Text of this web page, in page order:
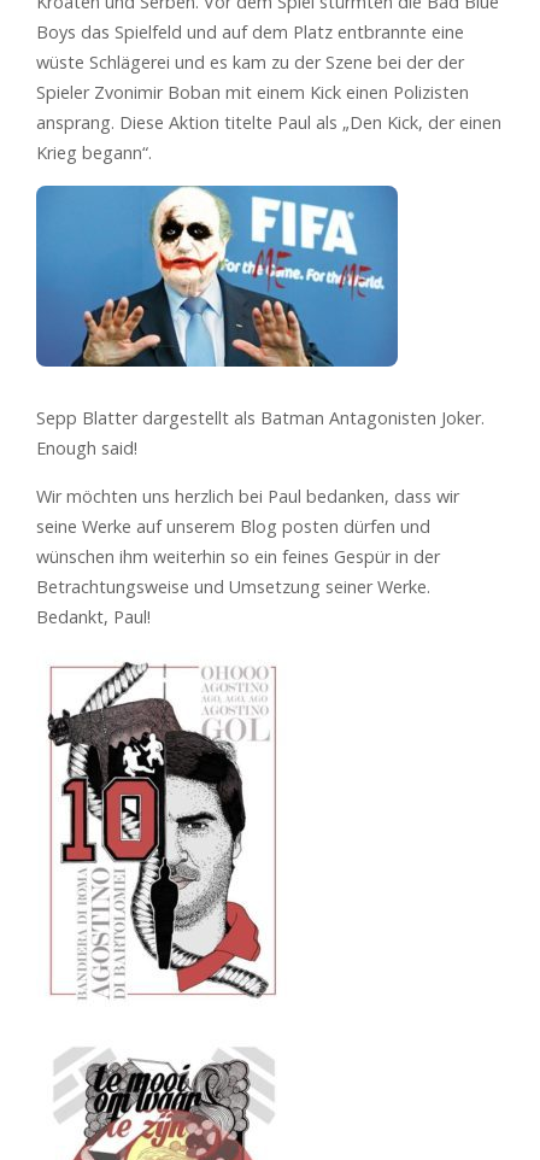
Boys das Spielfeld und auf dem Platz entbrannte eine
wüste Schlägerei und es kam zu der Szene bei der der
Spieler Zvonimir Boban mit einem Kick einen Polizisten
ansprang. Diese Aktion titelte Paul als „Den Kick, der einen
Krieg begann“.
Sepp Blatter dargestellt als Batman Antagonisten Joker.
Enough said!
Wir möchten uns herzlich bei Paul bedanken, dass wir
seine Werke auf unserem Blog posten dürfen und
wünschen ihm weiterhin so ein feines Gespür in der
Betrachtungsweise und Umsetzung seiner Werke.
Bedankt, Paul!